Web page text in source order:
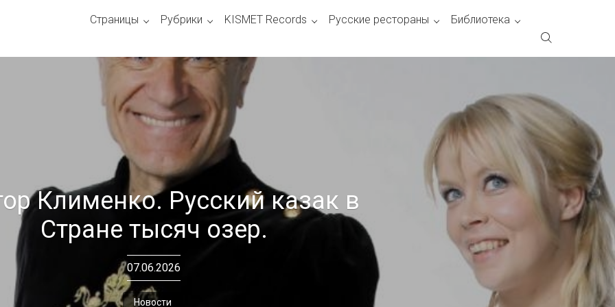
Страницы Рубрики KISMET Records Русские рестораны Библиотека
Клименко. Русский казак в
Стране тысяч озер.
07.06.2026
Новости